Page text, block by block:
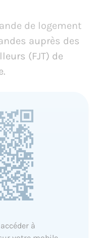
de logement
auprès des
(FJT) de
à